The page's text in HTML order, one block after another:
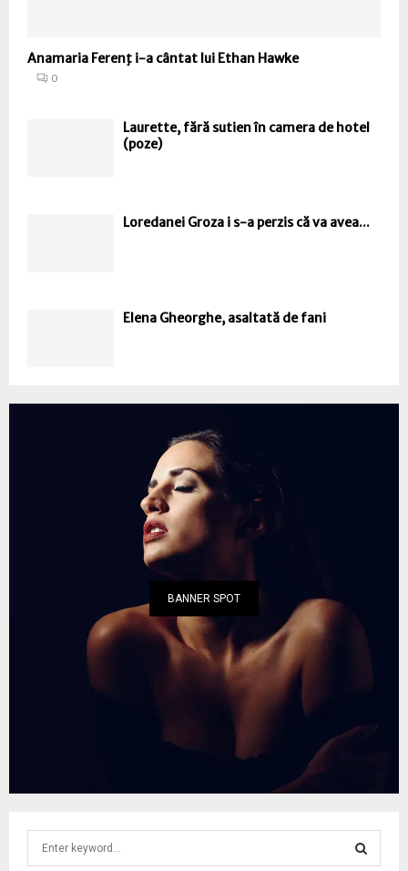
Anamaria Ferenţ i-a cântat lui Ethan Hawke
0
Laurette, fără sutien în camera de hotel
(poze)
Loredanei Groza i s-a perzis că va avea...
Elena Gheorghe, asaltată de fani
BANNER SPOT